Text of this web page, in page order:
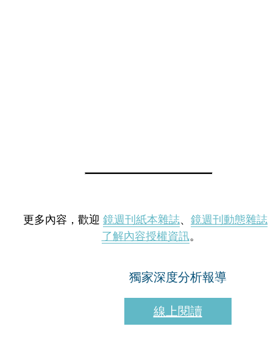
更多內容，歡迎 鏡週刊紙本雜誌、 鏡週刊動態雜誌
了解內容授權資訊。
獨家深度分析報導
線上閱讀